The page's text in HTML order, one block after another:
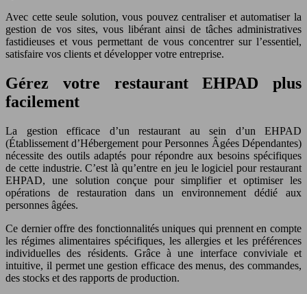
Avec cette seule solution, vous pouvez centraliser et automatiser la
gestion de vos sites, vous libérant ainsi de tâches administratives
fastidieuses et vous permettant de vous concentrer sur l’essentiel,
satisfaire vos clients et développer votre entreprise.
Gérez votre restaurant EHPAD plus
facilement
La gestion efficace d’un restaurant au sein d’un EHPAD
(Établissement d’Hébergement pour Personnes Âgées Dépendantes)
nécessite des outils adaptés pour répondre aux besoins spécifiques
de cette industrie. C’est là qu’entre en jeu le logiciel pour restaurant
EHPAD, une solution conçue pour simplifier et optimiser les
opérations de restauration dans un environnement dédié aux
personnes âgées.
Ce dernier offre des fonctionnalités uniques qui prennent en compte
les régimes alimentaires spécifiques, les allergies et les préférences
individuelles des résidents. Grâce à une interface conviviale et
intuitive, il permet une gestion efficace des menus, des commandes,
des stocks et des rapports de production.